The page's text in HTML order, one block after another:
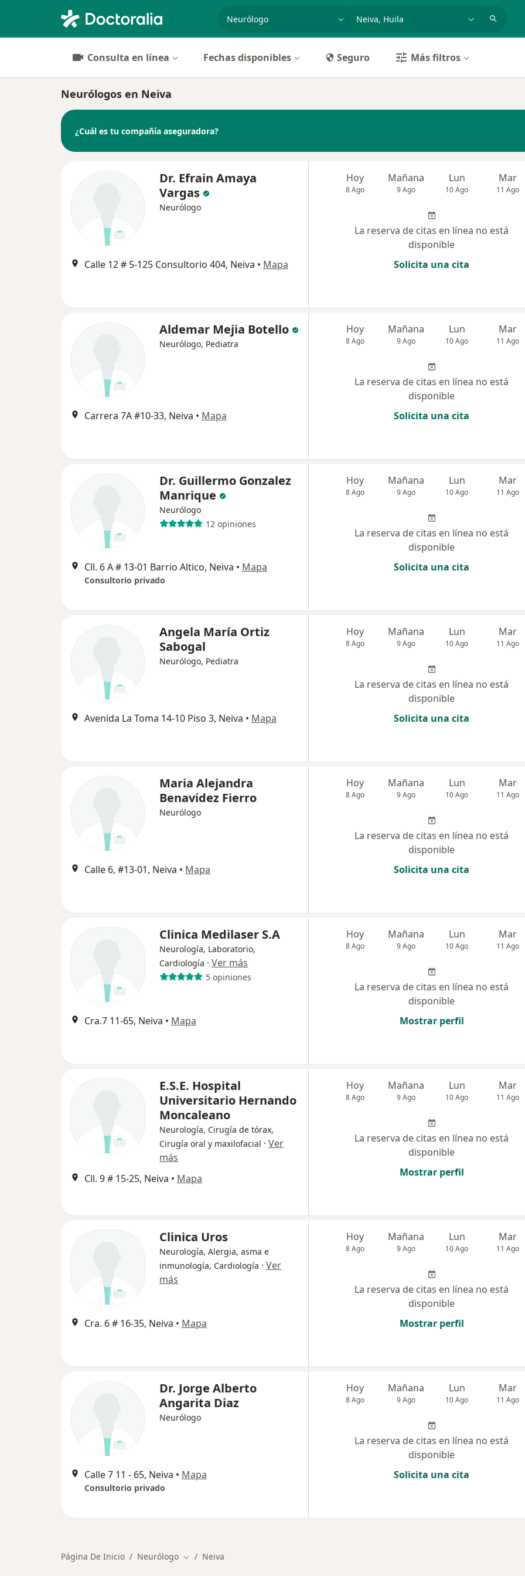
especialidad, enfermedad o nombre
Consulta en línea Fechas disponibles Seguro Más filtros
Neurólogos en Neiva
¿Cuál es tu compañía aseguradora?
Dr. Efrain Amaya
Vargas
Neurólogo
Calle 12 # 5-125 Consultorio 404, Neiva • Mapa
Hoy
8 Ago
Mañana
9 Ago
Lun
10 Ago
Mar
11 Ago
La reserva de citas en línea no está
disponible
Solicita una cita
Aldemar Mejia Botello
Neurólogo, Pediatra
Carrera 7A #10-33, Neiva • Mapa
Hoy
8 Ago
Mañana
9 Ago
Lun
10 Ago
Mar
11 Ago
La reserva de citas en línea no está
disponible
Solicita una cita
Dr. Guillermo Gonzalez
Manrique
Neurólogo
12 opiniones
Cll. 6 A # 13-01 Barrio Altico, Neiva • Mapa
Consultorio privado
Hoy
8 Ago
Mañana
9 Ago
Lun
10 Ago
Mar
11 Ago
La reserva de citas en línea no está
disponible
Solicita una cita
Angela María Ortiz
Sabogal
Neurólogo, Pediatra
Avenida La Toma 14-10 Piso 3, Neiva • Mapa
Hoy
8 Ago
Mañana
9 Ago
Lun
10 Ago
Mar
11 Ago
La reserva de citas en línea no está
disponible
Solicita una cita
Maria Alejandra
Benavidez Fierro
Neurólogo
Calle 6, #13-01, Neiva • Mapa
Hoy
8 Ago
Mañana
9 Ago
Lun
10 Ago
Mar
11 Ago
La reserva de citas en línea no está
disponible
Solicita una cita
Clinica Medilaser S.A
Neurología, Laboratorio,
Cardiología · Ver más
5 opiniones
Cra.7 11-65, Neiva • Mapa
Hoy
8 Ago
Mañana
9 Ago
Lun
10 Ago
Mar
11 Ago
La reserva de citas en línea no está
disponible
Mostrar perfil
E.S.E. Hospital
Universitario Hernando
Moncaleano
Neurología, Cirugía de tórax,
Cirugía oral y maxilofacial · Ver
más
Cll. 9 # 15-25, Neiva • Mapa
Hoy
8 Ago
Mañana
9 Ago
Lun
10 Ago
Mar
11 Ago
La reserva de citas en línea no está
disponible
Mostrar perfil
Clinica Uros
Neurología, Alergia, asma e
inmunología, Cardiología · Ver
más
Cra. 6 # 16-35, Neiva • Mapa
Hoy
8 Ago
Mañana
9 Ago
Lun
10 Ago
Mar
11 Ago
La reserva de citas en línea no está
disponible
Mostrar perfil
Dr. Jorge Alberto
Angarita Diaz
Neurólogo
Calle 7 11 ‐ 65, Neiva • Mapa
Consultorio privado
Hoy
8 Ago
Mañana
9 Ago
Lun
10 Ago
Mar
11 Ago
La reserva de citas en línea no está
disponible
Solicita una cita
Página De Inicio Neurólogo Cambiar de ciudad
Neiva